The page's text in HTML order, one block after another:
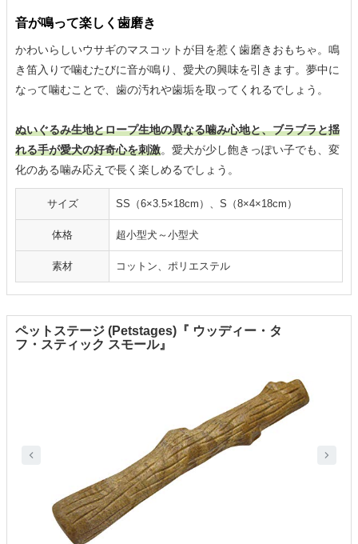
音が鳴って楽しく歯磨き
かわいらしいウサギのマスコットが目を惹く歯磨きおもちゃ。鳴
き笛入りで噛むたびに音が鳴り、愛犬の興味を引きます。夢中に
なって噛むことで、歯の汚れや歯垢を取ってくれるでしょう。
ぬいぐるみ生地とロープ生地の異なる噛み心地と、ブラブラと揺
れる手が愛犬の好奇心を刺激。愛犬が少し飽きっぽい子でも、変
化のある噛み応えで長く楽しめるでしょう。
サイズ SS（6×3.5×18cm）、S（8×4×18cm）
体格 超小型犬～小型犬
素材 コットン、ポリエステル
ペットステージ (Petstages)『 ウッディー・タ
フ・スティック スモール』